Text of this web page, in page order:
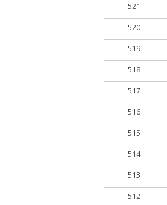
521
520
519
518
517
516
515
514
513
512